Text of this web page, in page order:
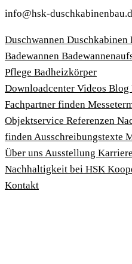
info@hsk-
Duschwannen Duschkabinen
Badewannen
Pflege Badheizkörper
Download­center Videos Blog
Fachpartner finden
Objektservice Referenzen
finden Ausschreibungstexte
Über uns Ausstellung Karriere
Nachhaltigkeit bei HSK
Kontakt